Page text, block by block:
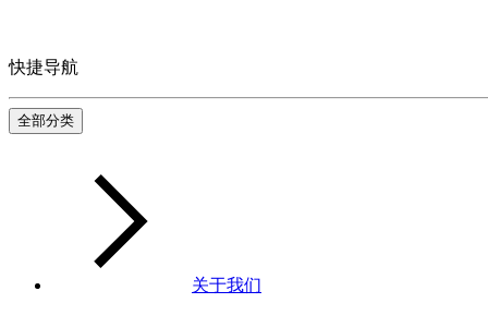
快捷导航
全部分类
关于我们